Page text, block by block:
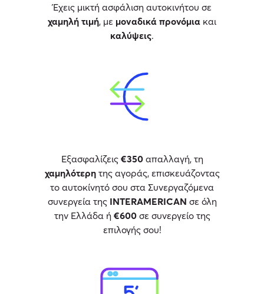
Έχεις μικτή ασφάλιση αυτοκινήτου σε
χαμηλή τιμή, με μοναδικά προνόμια και
καλύψεις.
Εξασφαλίζεις €350απαλλαγή, τη
χαμηλότερητης αγοράς, επισκευάζοντας
το αυτοκίνητό σου στα Συνεργαζόμενα
συνεργεία της INTERAMERICAN σε όλη
την Ελλάδα ή €600σε συνεργείο της
επιλογής σου!